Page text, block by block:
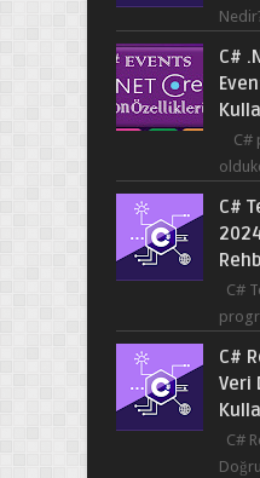
ku...
C#
C#
C#
C#
C#
Veri
C#